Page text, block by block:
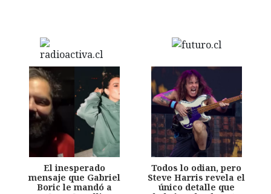
El inesperado
mensaje que Gabriel
Boric le mandó a
Todos lo odian, pero
Steve Harris revela el
único detalle que